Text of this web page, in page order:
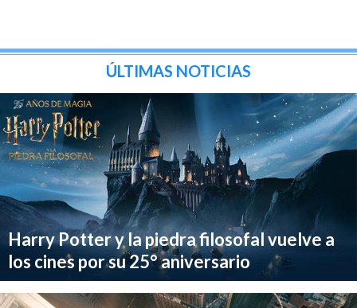
ÚLTIMAS NOTICIAS
Harry Potter y la piedra filosofal vuelve a
los cines por su 25° aniversario